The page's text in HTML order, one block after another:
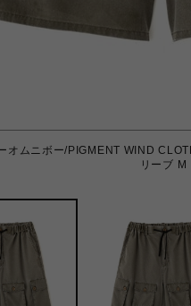
オムニボー/PIGMENT WIND
リーブ M